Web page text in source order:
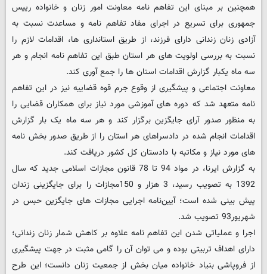
همچنین بر مبنای این تفاهم نامه معاونت امور زنان و خانواده رییس
جمهوری برای تسریع در اجرای مفاد تفاهم نامه و مساعدت نسبت به
آزادی زنان زندانی دارای فرزند، از طریق استانداری ها، اقدامات لازم را
نسبت به بررسی اولویت های هر استان طبق این تفاهم نامه انجام و هر
سه ماه یکبار گزارش اقدامات استان ها را جمع آوری کند.
معاونت اجتماعی و پیشگیری از وقوع جرم قوه قضاییه نیز در این تفاهم
نامه متعهد شد که دوره های آموزشی مورد نیاز برای همکاران قضایی را
به منظور صدور آرای جایگزین برگزار کند و هر سه ماه یک بار گزارش
اقدامات انجام شده در دادسراهای هر استان را از طریق صدور بخش نامه
های مورد نیاز و مکاتبه با دادستان کل کشور دریافت کند.
به گزارش ایرنا، در مواد 94 تا 78 قانون مجازات اسلامی جدید که سال
1392 به تصویب رسید، 3 هزار و 150مجازات را برای جایگزینی زندان
پیش بینی شده است؛ آیین‌نامه اجرایی مجازات های جایگزین حبس در
شهریور93 تصویب شد.
اجرا و عملیاتی شدن این تفاهم نامه علاوه بر کاهش شمار زنان زندانی؛
دارای اهداف تربیتی بوده و می توان آن را گامی مثبت در جهت پیشگیری
از فروپاشی بنیاد خانواده میان بخش از جمعیت زنان دانست؛ این طرح